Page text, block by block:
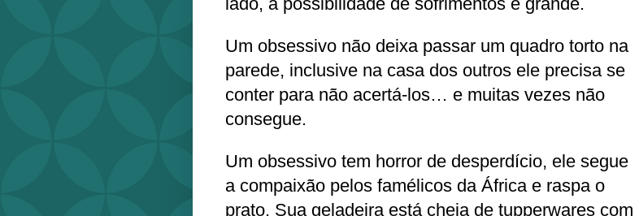
Um obsessivo não deixa passar um quadro torto na
parede, inclusive na casa dos outros ele precisa se
conter para não acertá-los… e muitas vezes não
consegue.
Um obsessivo tem horror de desperdício, ele segue
a compaixão pelos famélicos da África e raspa o
prato. Sua geladeira está cheia de tupperwares com